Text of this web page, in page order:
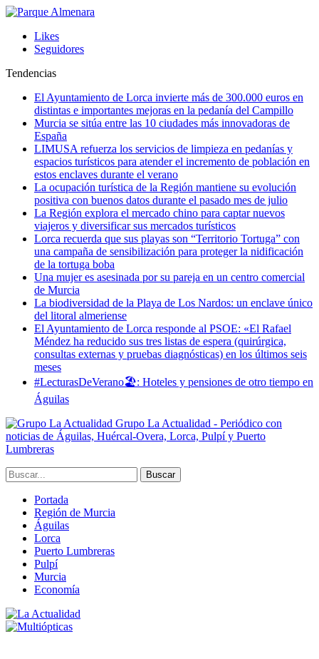
Likes
Seguidores
Tendencias
El Ayuntamiento de Lorca invierte más de 300.000 euros en
distintas e importantes mejoras en la pedanía del Campillo
Murcia se sitúa entre las 10 ciudades más innovadoras de
España
LIMUSA refuerza los servicios de limpieza en pedanías y
espacios turísticos para atender el incremento de población en
estos enclaves durante el verano
La ocupación turística de la Región mantiene su evolución
positiva con buenos datos durante el pasado mes de julio
La Región explora el mercado chino para captar nuevos
viajeros y diversificar sus mercados turísticos
Lorca recuerda que sus playas son “Territorio Tortuga” con
una campaña de sensibilización para proteger la nidificación
de la tortuga boba
Una mujer es asesinada por su pareja en un centro comercial
de Murcia
La biodiversidad de la Playa de Los Nardos: un enclave único
del litoral almeriense
El Ayuntamiento de Lorca responde al PSOE: «El Rafael
Méndez ha reducido sus tres listas de espera (quirúrgica,
consultas externas y pruebas diagnósticas) en los últimos seis
meses
#LecturasDeVerano🏖: Hoteles y pensiones de otro tiempo en
Águilas
Grupo La Actualidad - Periódico con
noticias de Águilas, Huércal-Overa, Lorca, Pulpí y Puerto
Lumbreras
Portada
Región de Murcia
Águilas
Lorca
Puerto Lumbreras
Pulpí
Murcia
Economía